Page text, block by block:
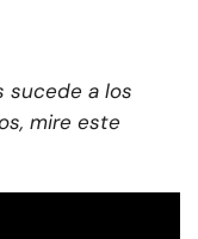
sucede a los
mire este